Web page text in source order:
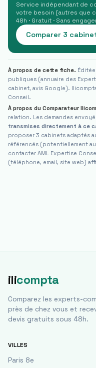
Service indépendant de
votre besoin (autres que
48h · Gratuit · Sans
Comparer 3
À propos de cette fiche.
publiques (annuaire des
cabinet, avis Google).
Conseil.
À propos du Comparateur
relation. Les demandes
transmises directement à ce
proposer 3 cabinets adaptés
référencés (potentiellement
contacter AML Expertise
(téléphone, email, site web)
ilicompta
Comparez les experts-
près de chez vous et
devis gratuits sous 48h.
VILLES
Paris 8e